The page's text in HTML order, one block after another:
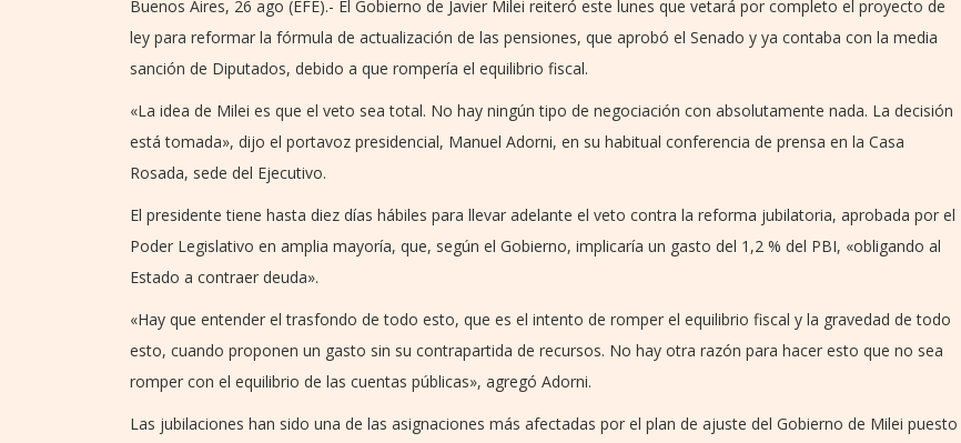
Buenos Aires, 26 ago (EFE).- El Gobierno de Javier Milei reiteró este lunes que vetará por completo el proyecto de
ley para reformar la fórmula de actualización de las pensiones, que aprobó el Senado y ya contaba con la media
sanción de Diputados, debido a que rompería el equilibrio fiscal.
«La idea de Milei es que el veto sea total. No hay ningún tipo de negociación con absolutamente nada. La decisión
está tomada», dijo el portavoz presidencial, Manuel Adorni, en su habitual conferencia de prensa en la Casa
Rosada, sede del Ejecutivo.
El presidente tiene hasta diez días hábiles para llevar adelante el veto contra la reforma jubilatoria, aprobada por el
Poder Legislativo en amplia mayoría, que, según el Gobierno, implicaría un gasto del 1,2 % del PBI, «obligando al
Estado a contraer deuda».
«Hay que entender el trasfondo de todo esto, que es el intento de romper el equilibrio fiscal y la gravedad de todo
esto, cuando proponen un gasto sin su contrapartida de recursos. No hay otra razón para hacer esto que no sea
romper con el equilibrio de las cuentas públicas», agregó Adorni.
Las jubilaciones han sido una de las asignaciones más afectadas por el plan de ajuste del Gobierno de Milei puesto